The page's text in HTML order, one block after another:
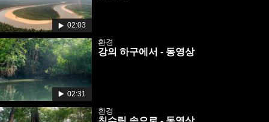
02:03
02:31
환경
강의 하구에서 - 동영상
환경